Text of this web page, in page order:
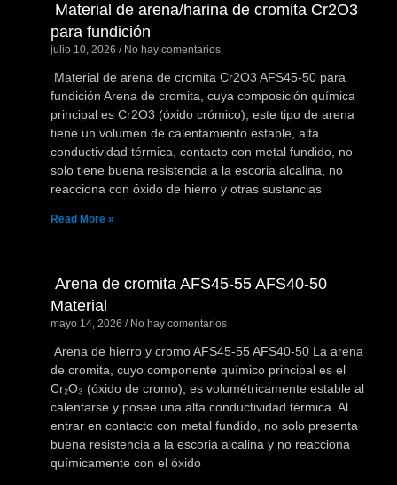
Material de arena/harina de cromita Cr2O3
para fundición
julio 10, 2026 No hay comentarios
Material de arena de cromita Cr2O3 AFS45-50 para
fundición Arena de cromita, cuya composición química
principal es Cr2O3 (óxido crómico), este tipo de arena
tiene un volumen de calentamiento estable, alta
conductividad térmica, contacto con metal fundido, no
solo tiene buena resistencia a la escoria alcalina, no
reacciona con óxido de hierro y otras sustancias
Read More »
Arena de cromita AFS45-55 AFS40-50
Material
mayo 14, 2026 No hay comentarios
Arena de hierro y cromo AFS45-55 AFS40-50 La arena
de cromita, cuyo componente químico principal es el
Cr₂O₃ (óxido de cromo), es volumétricamente estable al
calentarse y posee una alta conductividad térmica. Al
entrar en contacto con metal fundido, no solo presenta
buena resistencia a la escoria alcalina y no reacciona
químicamente con el óxido